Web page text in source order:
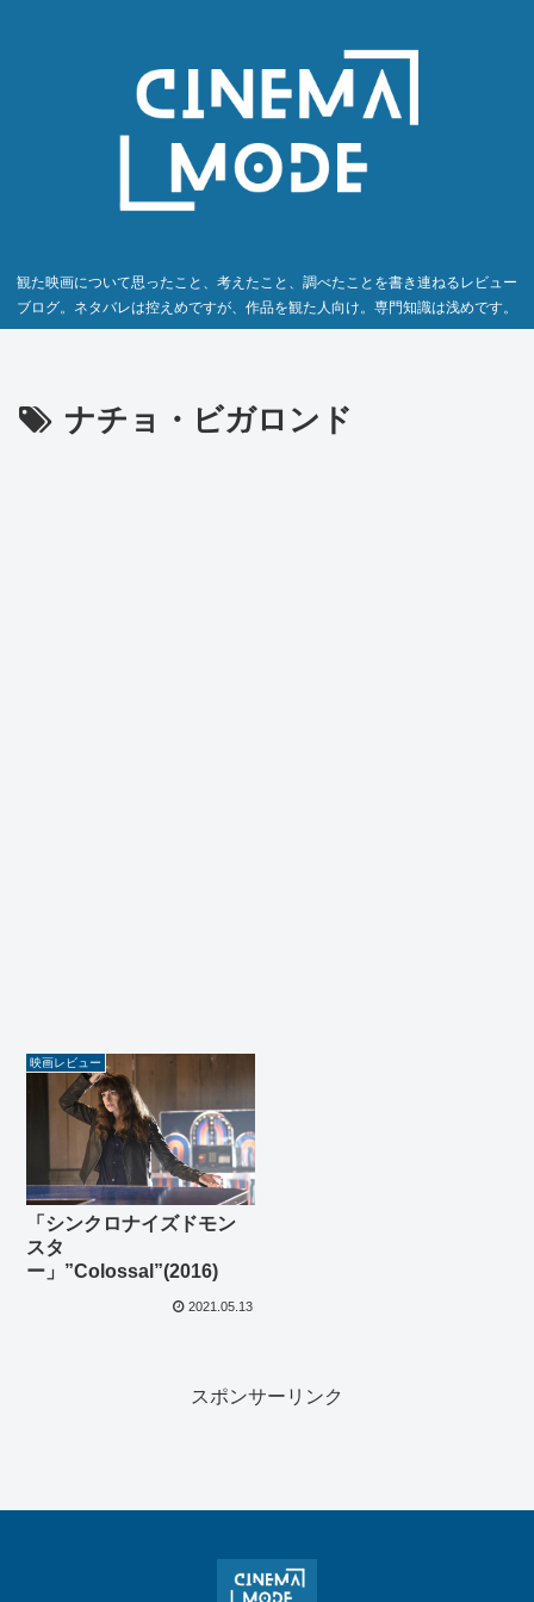
観た映画について思ったこと、考えたこと、調べたことを書き連ねるレビュー
ブログ。ネタバレは控えめですが、作品を観た人向け。専門知識は浅めです。
ナチョ・ビガロンド
映画レビュー
「シンクロナイズドモン
スタ
ー」”Colossal”(2016)
2021.05.13
スポンサーリンク